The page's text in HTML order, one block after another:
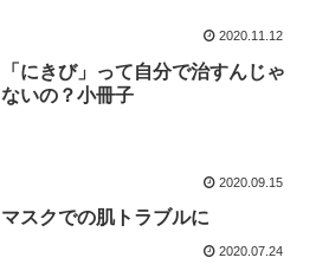
2020.11.12
「にきび」って自分で治すんじゃ
ないの？小冊子
2020.09.15
マスクでの肌トラブルに
2020.07.24